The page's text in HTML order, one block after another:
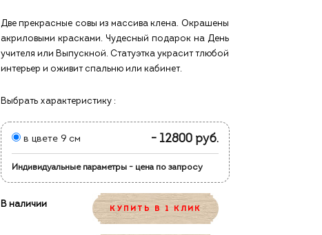
Две прекрасные совы из массива клена. Окрашены
акриловыми красками. Чудесный подарок на День
учителя или Выпускной. Статуэтка украсит тлюбой
интерьер и оживит спальню или кабинет.
Выбрать характеристику :
в цвете 9 см - 12800 руб.
Индивидуальные параметры - цена по запросу
В наличии
КУПИТЬ В 1 КЛИК